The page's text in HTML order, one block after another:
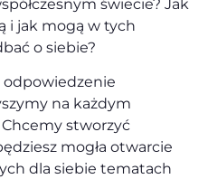
świecie? Jak
i jak mogą w tych
o siebie?
na każdym
stworzyć
mogła otwarcie
dla siebie tematach